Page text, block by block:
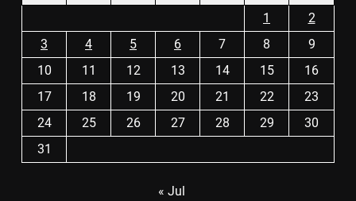
1
2
3
4 5 6 7 8
9
10
11 12 13 14 15
16
17
18 19 20 21 22
23
24
25 26 27 28 29
30
31
« Jul